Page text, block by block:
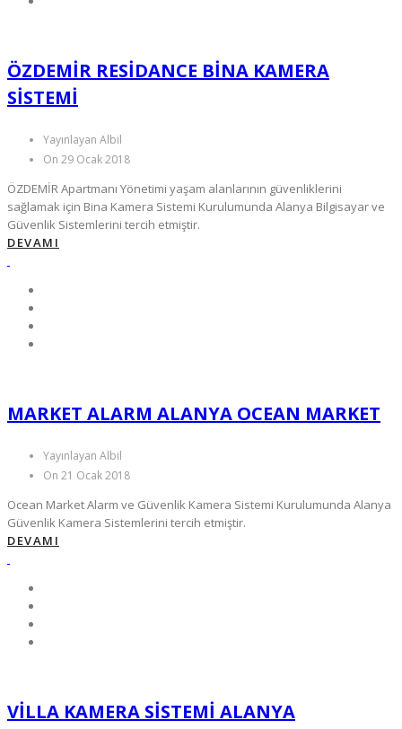
ÖZDEMİR RESIDANCE BINA KAMERA
SISTEMI
Yayınlayan Albil
On 29 Ocak 2018
ÖZDEMİR Apartmanı Yönetimi yaşam alanlarının güvenliklerini
sağlamak için Bina Kamera Sistemi Kurulumunda Alanya Bilgisayar ve
Güvenlik Sistemlerini tercih etmiştir.
DEVAMI
MARKET ALARM ALANYA OCEAN MARKET
Yayınlayan Albil
On 21 Ocak 2018
Ocean Market Alarm ve Güvenlik Kamera Sistemi Kurulumunda Alanya
Güvenlik Kamera Sistemlerini tercih etmiştir.
DEVAMI
VILLA KAMERA SISTEMI ALANYA